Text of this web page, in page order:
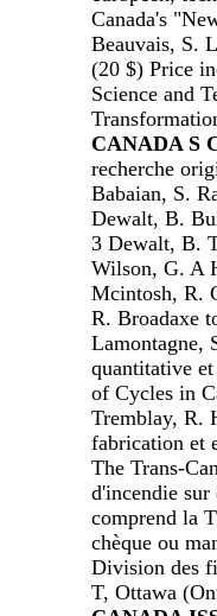
Canada's
Beauvais, S.
(20 $) Price
Science and
CANADA S
recherche
Babaian, S.
Dewalt, B.
3 Dewalt, B.
Wilson, G. A
Mcintosh, R.
R. Broadaxe
Lamontagne,
quantitative
of Cycles in
Tremblay, R.
fabrication et
The Trans-
d'incendie
comprend la
chèque ou
Division des
T, Ottawa